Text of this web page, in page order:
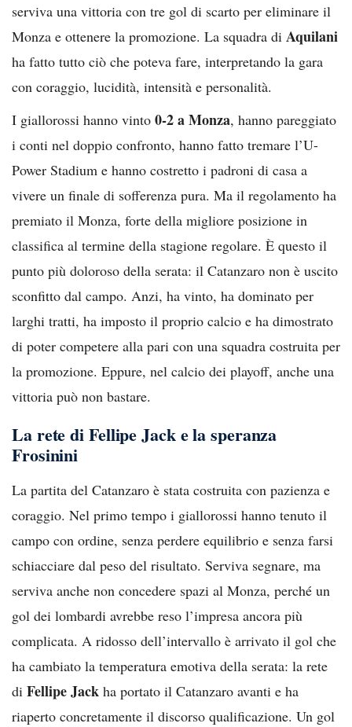
serviva una vittoria con tre gol di scarto per eliminare il
Monza e ottenere la promozione. La squadra di Aquilani
ha fatto tutto ciò che poteva fare, interpretando la gara
con coraggio, lucidità, intensità e personalità.
I giallorossi hanno vinto 0-2 a Monza, hanno pareggiato
i conti nel doppio confronto, hanno fatto tremare l’U-
Power Stadium e hanno costretto i padroni di casa a
vivere un finale di sofferenza pura. Ma il regolamento ha
premiato il Monza, forte della migliore posizione in
classifica al termine della stagione regolare. È questo il
punto più doloroso della serata: il Catanzaro non è uscito
sconfitto dal campo. Anzi, ha vinto, ha dominato per
larghi tratti, ha imposto il proprio calcio e ha dimostrato
di poter competere alla pari con una squadra costruita per
la promozione. Eppure, nel calcio dei playoff, anche una
vittoria può non bastare.
La rete di Fellipe Jack e la speranza
Frosinini
La partita del Catanzaro è stata costruita con pazienza e
coraggio. Nel primo tempo i giallorossi hanno tenuto il
campo con ordine, senza perdere equilibrio e senza farsi
schiacciare dal peso del risultato. Serviva segnare, ma
serviva anche non concedere spazi al Monza, perché un
gol dei lombardi avrebbe reso l’impresa ancora più
complicata. A ridosso dell’intervallo è arrivato il gol che
ha cambiato la temperatura emotiva della serata: la rete
di Fellipe Jack ha portato il Catanzaro avanti e ha
riaperto concretamente il discorso qualificazione. Un gol